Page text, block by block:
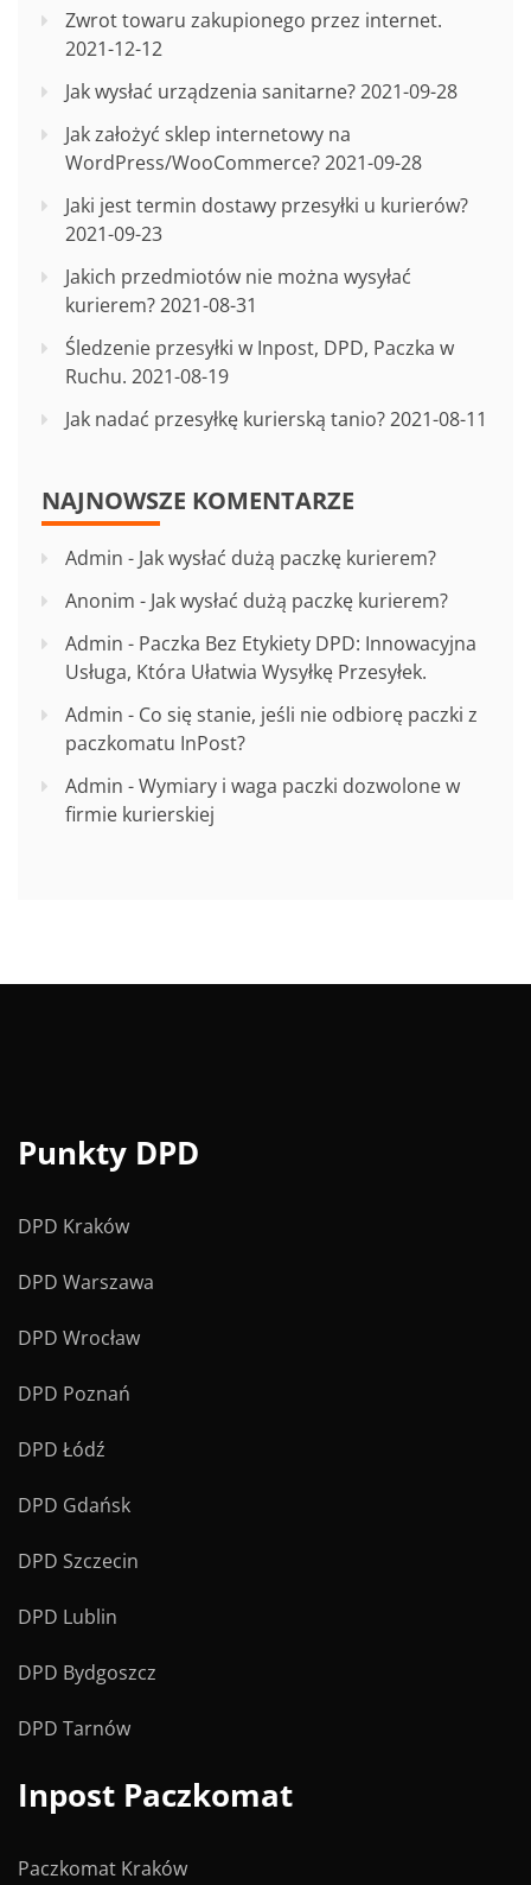
Zwrot towaru zakupionego przez internet.
2021-12-12
Jak wysłać urządzenia sanitarne?2021-09-28
Jak założyć sklep internetowy na
WordPress/WooCommerce?2021-09-28
Jaki jest termin dostawy przesyłki u kurierów?
2021-09-23
Jakich przedmiotów nie można wysyłać
kurierem?2021-08-31
Śledzenie przesyłki w Inpost, DPD, Paczka w
Ruchu. 2021-08-19
Jak nadać przesyłkę kurierską tanio?2021-08-11
NAJNOWSZE KOMENTARZE
Admin - Jak wysłać dużą paczkę kurierem?
Anonim - Jak wysłać dużą paczkę kurierem?
Admin - Paczka Bez Etykiety DPD: Innowacyjna
Usługa, Która Ułatwia Wysyłkę Przesyłek.
Admin - Co się stanie, jeśli nie odbiorę paczki z
paczkomatu InPost?
Admin -Wymiary i waga paczki dozwolone w
firmie kurierskiej
Punkty DPD
DPD Kraków
DPD Warszawa
DPD Wrocław
DPD Poznań
DPD Łódź
DPD Gdańsk
DPD Szczecin
DPD Lublin
DPD Bydgoszcz
DPD Tarnów
Inpost Paczkomat
Paczkomat Kraków